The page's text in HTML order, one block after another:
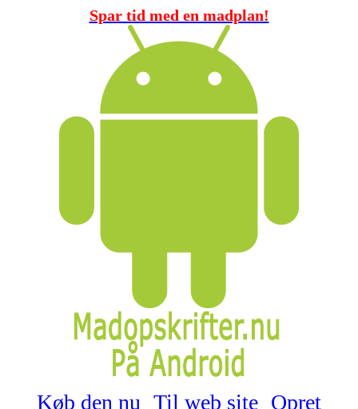
Spar tid med en madplan!
Køb den nu Til web site Opret